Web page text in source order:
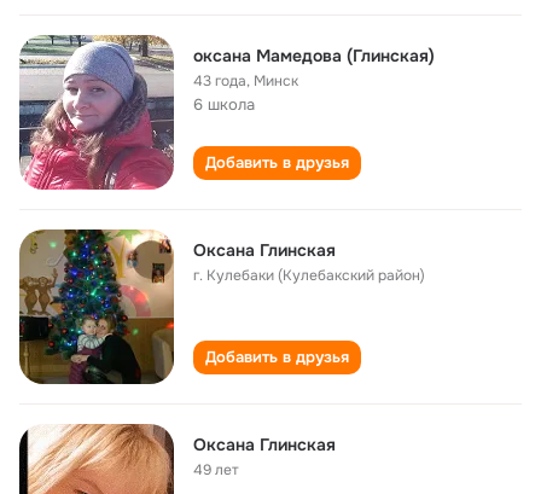
оксана Мамедова (Глинская)
43 года, Минск
6 школа
Добавить в друзья
Оксана Глинская
г. Кулебаки (Кулебакский район)
Добавить в друзья
Оксана Глинская
49 лет